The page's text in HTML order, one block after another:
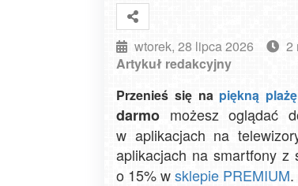
wtorek, 28 lipca 2026
2
Artykuł redakcyjny
Przenieś się na piękną plażę
darmo możesz oglądać
w aplikacjach na
aplikacjach na smartfony z
o 15% wsklepie PREMIUM.